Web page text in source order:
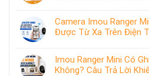
Camera Imou Ranger
Được Từ Xa Trên Điện
Imou Ranger Mini Có
Không? Câu Trả Lời